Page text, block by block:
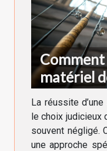
matériel
chaque
La réussite
le choix judicieux
souvent négligé.
une approche